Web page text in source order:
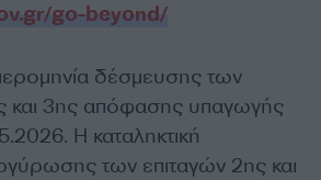
go-beyond/
δέσμευσης των
και 3ης απόφασης υπαγωγής
Η καταληκτική
των επιταγών 2ης και